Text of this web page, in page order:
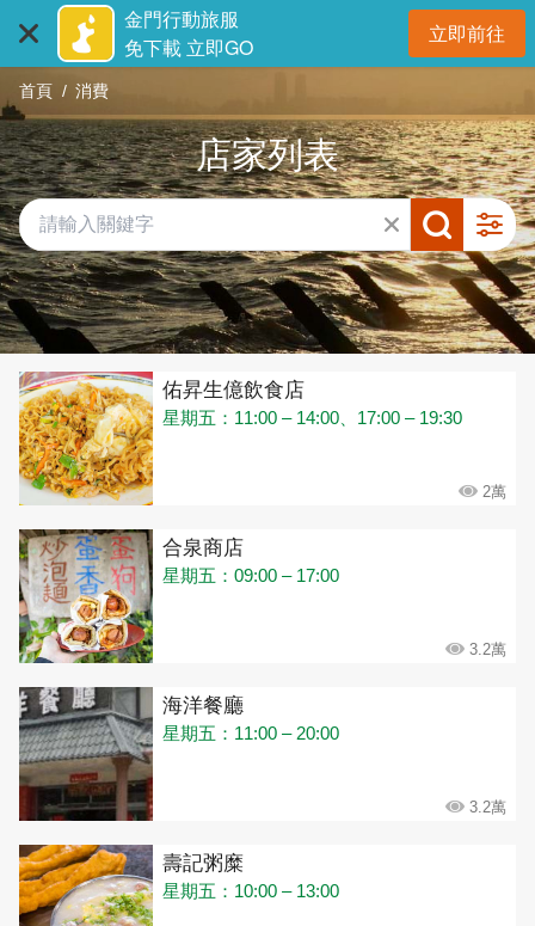
主
要
內
容
區
塊
金門行動旅服
免下載 立即GO
立即前往開
首頁 消費
店家列表
共有 432 間店家
佑昇生億飲食店
星期五：11:00 – 14:00、17:00 – 19:30
2萬
合泉商店
星期五：09:00 – 17:00
3.2萬
海洋餐廳
星期五：11:00 – 20:00
3.2萬
壽記粥糜
星期五：10:00 – 13:00